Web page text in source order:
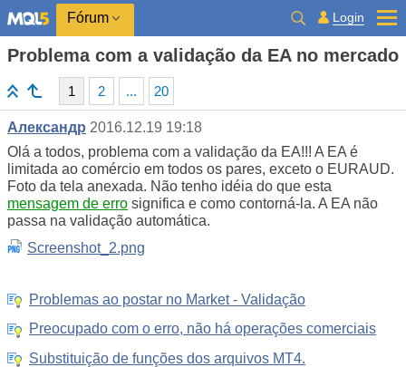
Fórum Login
Problema com a validação da EA no mercado
1 2 ... 20
Александр 2016.12.19 19:18
Olá a todos, problema com a validação da EA!!! A EA é
limitada ao comércio em todos os pares, exceto o EURAUD.
Foto da tela anexada. Não tenho idéia do que esta
mensagem de erro significa e como contorná-la. A EA não
passa na validação automática.
Screenshot_2.png
Problemas ao postar no Market - Validação
Preocupado com o erro, não há operações comerciais
Substituição de funções dos arquivos MT4.